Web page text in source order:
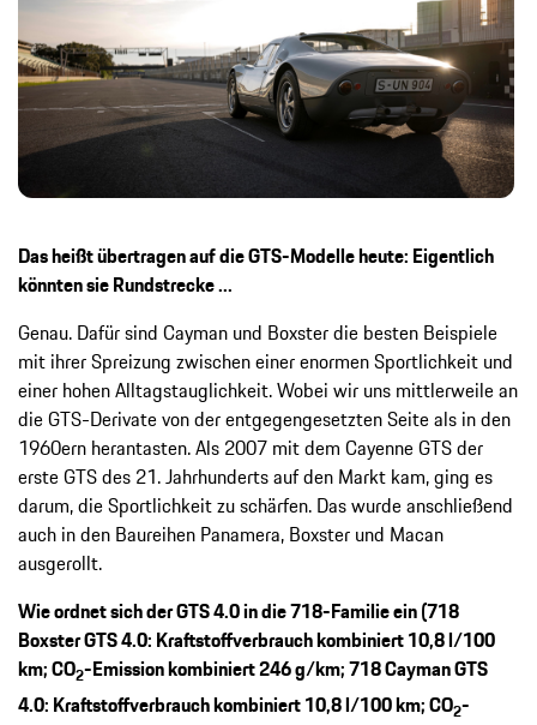
Das heißt übertragen auf die GTS-Modelle heute: Eigentlich
könnten sie Rundstrecke ...
Genau. Dafür sind Cayman und Boxster die besten Beispiele
mit ihrer Spreizung zwischen einer enormen Sportlichkeit und
einer hohen Alltagstauglichkeit. Wobei wir uns mittlerweile an
die GTS-Derivate von der entgegengesetzten Seite als in den
1960ern herantasten. Als 2007 mit dem Cayenne GTS der
erste GTS des 21. Jahrhunderts auf den Markt kam, ging es
darum, die Sportlichkeit zu schärfen. Das wurde anschließend
auch in den Baureihen Panamera, Boxster und Macan
ausgerollt.
Wie ordnet sich der GTS 4.0 in die 718-Familie ein (718
Boxster GTS 4.0: Kraftstoffverbrauch kombiniert 10,8 l/100
km; CO2-Emission kombiniert 246 g/km; 718 Cayman GTS
4.0: Kraftstoffverbrauch kombiniert 10,8 l/100 km; CO2-